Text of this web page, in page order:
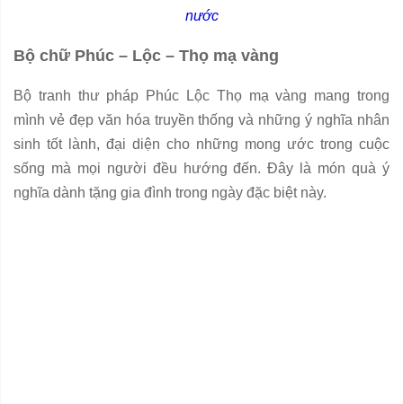
nước
Bộ chữ Phúc – Lộc – Thọ mạ vàng
Bộ tranh thư pháp Phúc Lộc Thọ mạ vàng mang trong
mình vẻ đẹp văn hóa truyền thống và những ý nghĩa nhân
sinh tốt lành, đại diện cho những mong ước trong cuộc
sống mà mọi người đều hướng đến. Đây là món quà ý
nghĩa dành tặng gia đình trong ngày đặc biệt này.